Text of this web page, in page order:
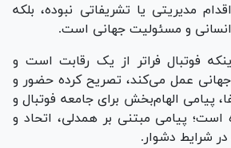
مدیریتی یا تشریفاتی نبوده، بلکه
انسانی و مسئولیت جهانی است.
فوتبال فراتر از یک رقابت است و
جهانی عمل می‌کند، تصریح کرده حضور و
پیامی الهام‌بخش برای جامعه فوتبال و
است؛ پیامی مبتنی بر همدلی، اتحاد و
شرایط دشوار.